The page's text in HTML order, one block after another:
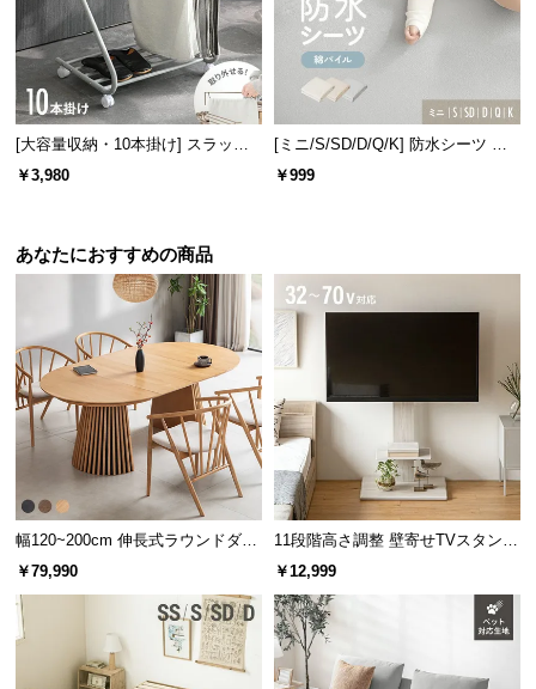
カラーバリエーション
ベージュ BEIGE
[大容量収納・10本掛け] スラック
スハンガー キャスター付き 出し入
￥3,980
[ミニ/S/SD/D/Q/K] 防水シーツ コ
ットンパイル
￥999
あなたにおすすめの商品
幅120~200cm 伸長式ラウンドダイ
ニングテーブル 6人掛け 天然木突
板 美しい格子デザイン
￥79,990
11段階高さ調整 壁寄せTVスタンド
キャスター付き 上下左右角度調節
￥12,999